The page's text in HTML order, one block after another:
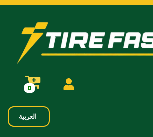
0
العربية